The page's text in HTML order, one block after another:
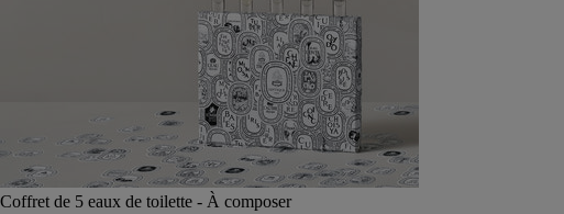
Coffret de 5 eaux de toilette - À composer